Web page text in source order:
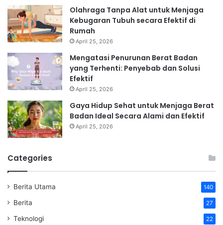
Olahraga Tanpa Alat untuk Menjaga
Kebugaran Tubuh secara Efektif di
Rumah
April 25, 2026
Mengatasi Penurunan Berat Badan
yang Terhenti: Penyebab dan Solusi
Efektif
April 25, 2026
Gaya Hidup Sehat untuk Menjaga Berat
Badan Ideal Secara Alami dan Efektif
April 25, 2026
Categories
Berita Utama 140
Berita 27
Teknologi 22